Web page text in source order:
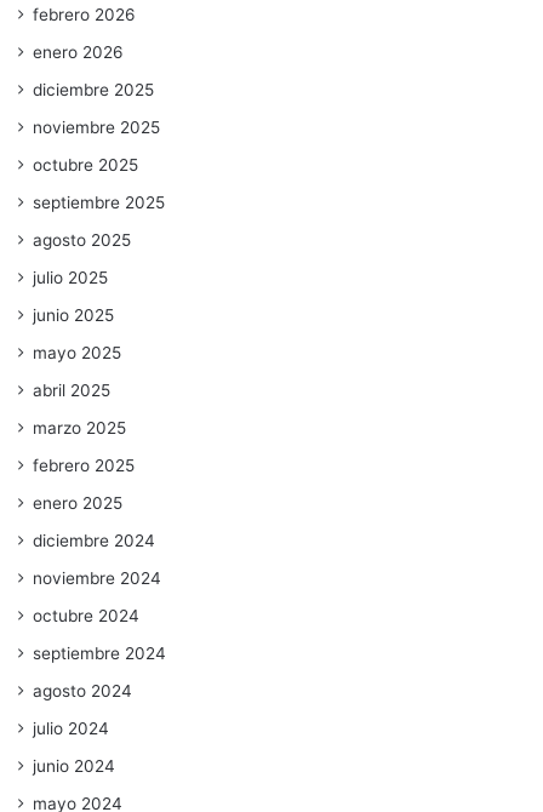
febrero 2026
enero 2026
diciembre 2025
noviembre 2025
octubre 2025
septiembre 2025
agosto 2025
julio 2025
junio 2025
mayo 2025
abril 2025
marzo 2025
febrero 2025
enero 2025
diciembre 2024
noviembre 2024
octubre 2024
septiembre 2024
agosto 2024
julio 2024
junio 2024
mayo 2024